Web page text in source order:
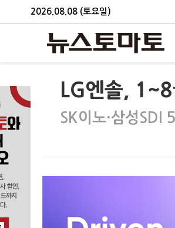
2026.08.08 (토요일)
LG엔솔,
SK이노·삼성